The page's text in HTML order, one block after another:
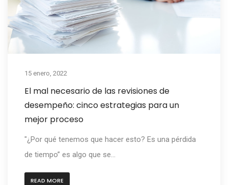
15 enero, 2022
El mal necesario de las revisiones de
desempeño: cinco estrategias para un
mejor proceso
"¿Por qué tenemos que hacer esto? Es una pérdida
de tiempo” es algo que se...
READ MORE